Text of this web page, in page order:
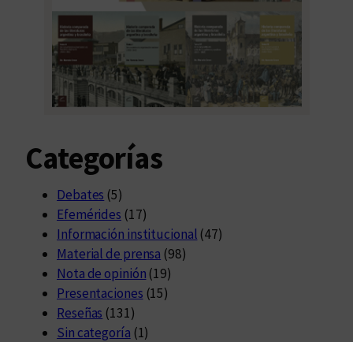
Categorías
Debates (5)
Efemérides (17)
Información institucional (47)
Material de prensa (98)
Nota de opinión (19)
Presentaciones (15)
Reseñas (131)
Sin categoría (1)